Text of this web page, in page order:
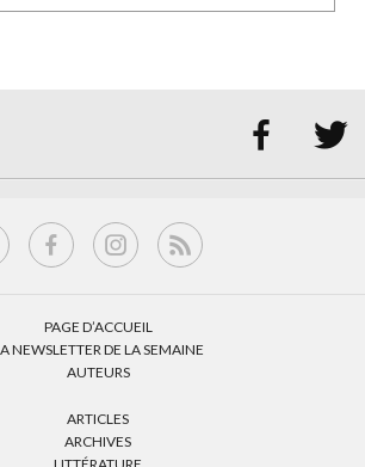
 
PAGE D’ACCUEIL
NEWSLETTER DE LA SEMAINE
AUTEURS
ARTICLES
ARCHIVES